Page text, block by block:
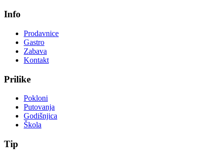
Info
Prodavnice
Gastro
Zabava
Kontakt
Prilike
Pokloni
Putovanja
Godišnjica
Škola
Tip